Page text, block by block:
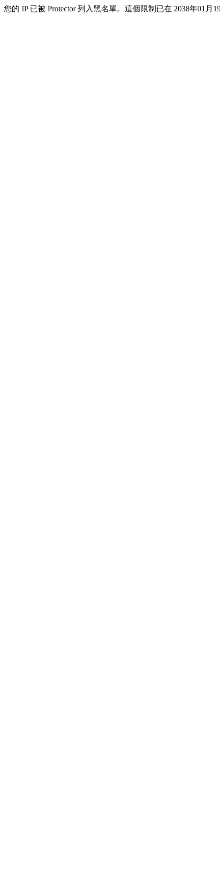
您的 IP 已被 Protector 列入黑名單。這個限制已在 2038年01月